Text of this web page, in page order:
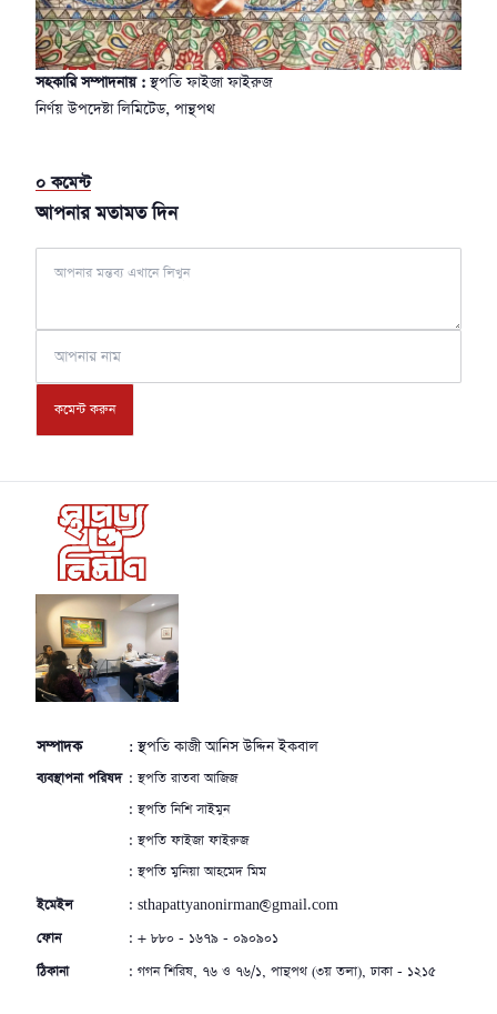
সহকারি সম্পাদনায় : স্থপতি ফাইজা ফাইরুজ
নির্ণয় উপদেষ্টা লিমিটেড, পান্থপথ
আপনার মতামত দিন
০ কমেন্ট
সম্পাদক : স্থপতি কাজী আনিস উদ্দিন ইকবাল
ব্যবস্থাপনা পরিষদ : স্থপতি রাতবা আজিজ
: স্থপতি নিশি সাইমুন
: স্থপতি ফাইজা ফাইরুজ
: স্থপতি মুনিয়া আহমেদ মিম
ইমেইল
: sthapattyanonirman@gmail.com
ফোন
: + ৮৮০ - ১৬৭৯ - ০৯০৯০১
ঠিকানা
: গগন শিরিষ, ৭৬ ও ৭৬/১, পান্থপথ (৩য় তলা), ঢাকা - ১২১৫